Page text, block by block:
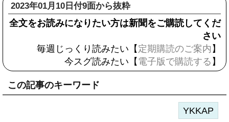
2023年01月10日付9面から抜粋
全文をお読みになりたい方は新聞をご購読してくだ
さい
毎週じっくり読みたい【 定期購読のご案内 】
今スグ読みたい【 電子版で購読する 】
この記事のキーワード
YKKAP